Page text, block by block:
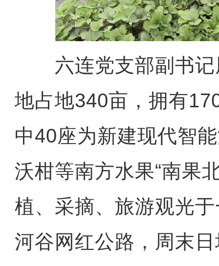
六连党支部副书记
地占地340亩，拥有
中40座为新建现代智
沃柑等南方水果“南果
植、采摘、旅游观光
河谷网红公路，周末